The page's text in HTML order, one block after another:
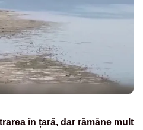
în țară, dar rămâne mult